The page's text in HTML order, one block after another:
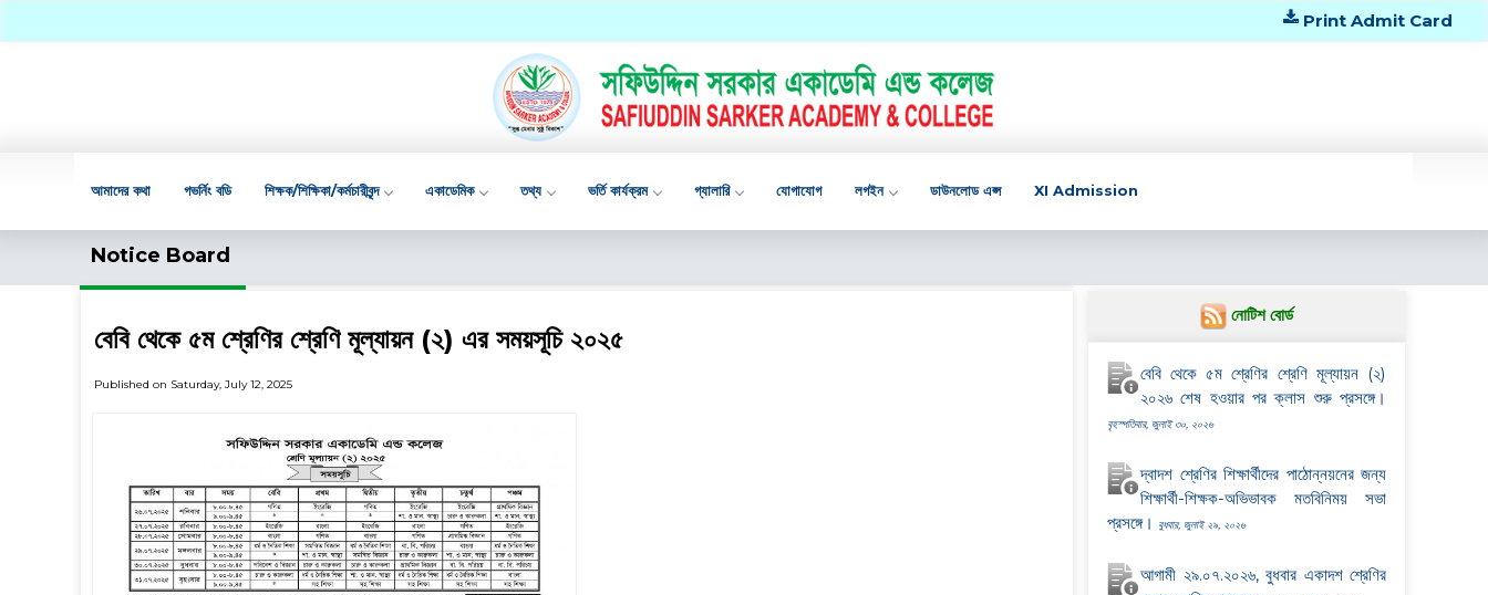
Print Admit Card
আমাদের কথা গভর্নিং বডি শিক্ষক/শিক্ষিকা/কর্মচারীবৃন্দ একাডেমিক তথ্য ভর্তি কার্যক্রম গ্যালারি যোগাযোগ লগইন ডাউনলোড এপ্স XI Admission
Notice Board
বেবি থেকে ৫ম শ্রেণির শ্রেণি মূল্যায়ন (২) এর সময়সূচি ২০২৫
Published on Saturday, July 12, 2025
নোটিশ বোর্ড
বেবি থেকে ৫ম শ্রেণির শ্রেণি মূল্যায়ন (২)
২০২৬ শেষ হওয়ার পর ক্লাস শুরু প্রসঙ্গে।
বৃহস্পতিবার, জুলাই ৩০, ২০২৬
দ্বাদশ শ্রেণির শিক্ষার্থীদের পাঠোন্নয়নের জন্য
শিক্ষার্থী-শিক্ষক-অভিভাবক মতবিনিময় সভা
প্রসঙ্গে।
বুধবার, জুলাই ২৯, ২০২৬
আগামী ২৯.০৭.২০২৬, বুধবার একাদশ শ্রেণির